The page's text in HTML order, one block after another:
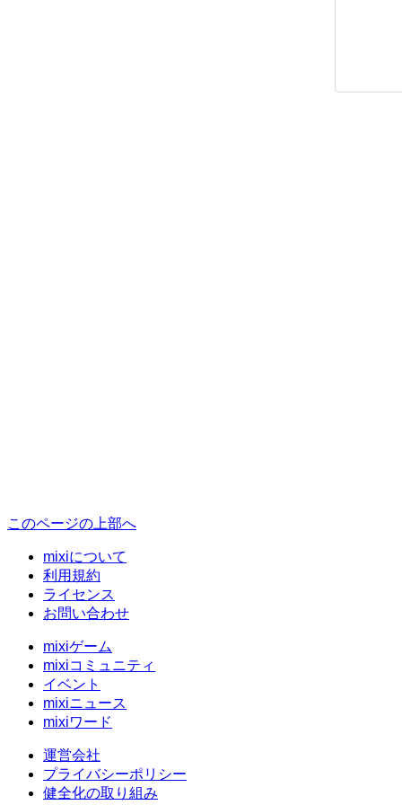
このページの上部へ
mixiについて
利用規約
ライセンス
お問い合わせ
mixiゲーム
mixiコミュニティ
イベント
mixiニュース
mixiワード
運営会社
プライバシーポリシー
健全化の取り組み